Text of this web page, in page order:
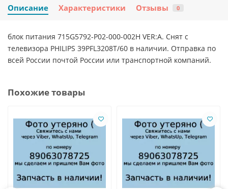
Описание Характеристики Отзывы 0
блок питания 715G5792-P02-000-002H VER:A. Снят с
телевизора PHILIPS 39PFL3208T/60 в наличии. Отправка по
всей России почтой России или транспортной компаний.
Похожие товары